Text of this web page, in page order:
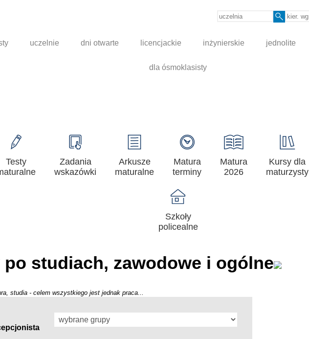
uczelnie dni otwarte licencjackie inżynierskie jednolite
dla ósmoklasisty
Testy
Zadania
wskazówki
Arkusze
maturalne
Matura
terminy
Matura
2026
Kursy dla
maturzysty
Szkoły
policealne
po studiach, zawodowe i ogólne
studia - celem wszystkiego jest jednak praca...